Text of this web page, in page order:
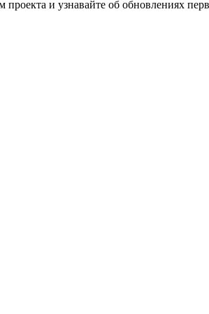
проекта и узнавайте об обновлениях